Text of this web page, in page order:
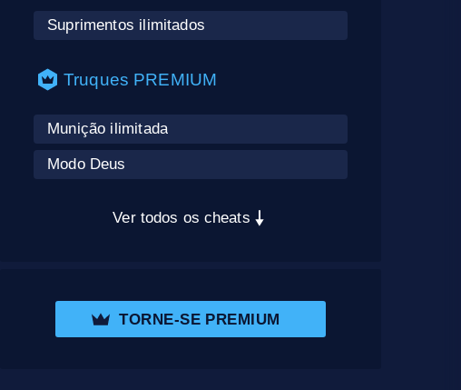
Suprimentos ilimitados
Truques PREMIUM
Munição ilimitada
Modo Deus
Ver todos os cheats
TORNE-SE PREMIUM